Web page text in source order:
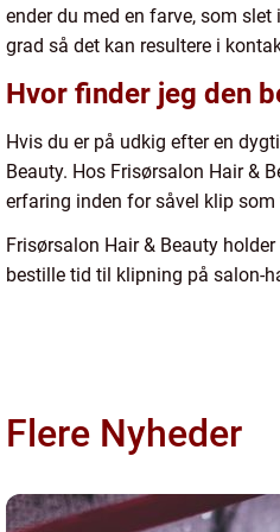
ender du med en farve, som
grad så det kan resultere i
Hvor finder jeg den
Hvis du er på udkig efter en
Beauty. Hos Frisørsalon Hair &
erfaring inden for såvel klip som
Frisørsalon Hair & Beauty
bestille tid til klipning på salon-
Flere Nyheder